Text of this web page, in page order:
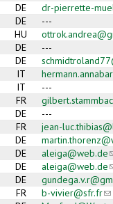
DE
dr-pierrette-
DE
---
HU
DE
---
DE
IT
IT
---
FR
DE
---
FR
jean-
DE
DE aleiga@web.de
DE aleiga@web.de
DE
FR b-vivier@sfr.fr